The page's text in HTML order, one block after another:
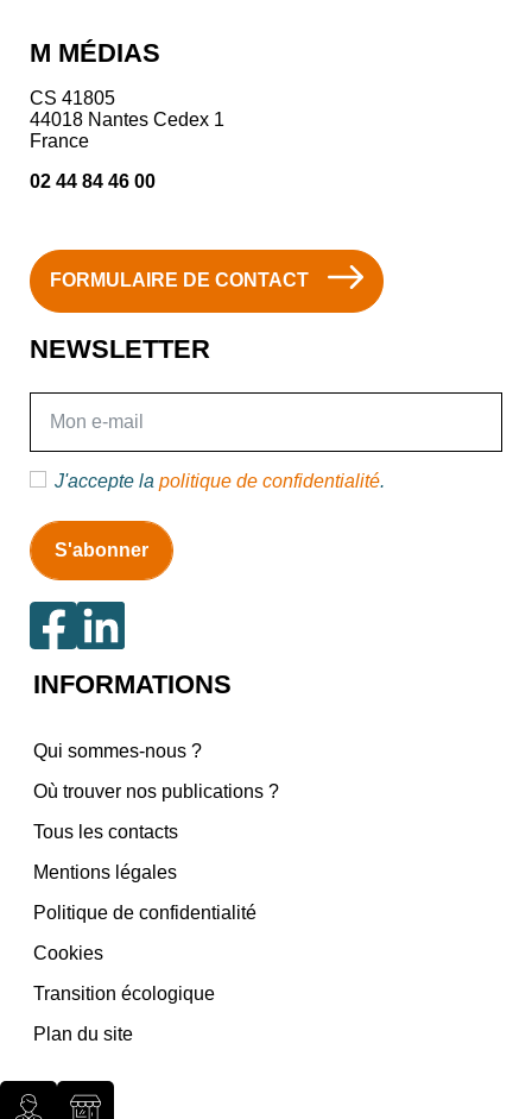
M MÉDIAS
CS 41805
44018 Nantes Cedex 1
France
02 44 84 46 00
FORMULAIRE DE CONTACT
NEWSLETTER
J'accepte la politique de confidentialité.
INFORMATIONS
Qui sommes-nous ?
Où trouver nos publications ?
Tous les contacts
Mentions légales
Politique de confidentialité
Cookies
Transition écologique
Plan du site